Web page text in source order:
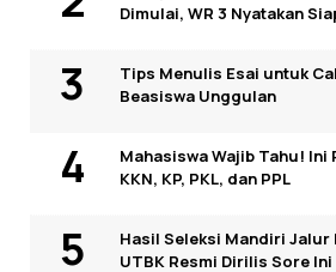
Dimulai, WR 3 Nyatakan
Tips Menulis Esai untuk
Beasiswa Unggulan
Mahasiswa Wajib Tahu! Ini
KKN, KP, PKL, dan PPL
Hasil Seleksi Mandiri
UTBK Resmi Dirilis Sore Ini